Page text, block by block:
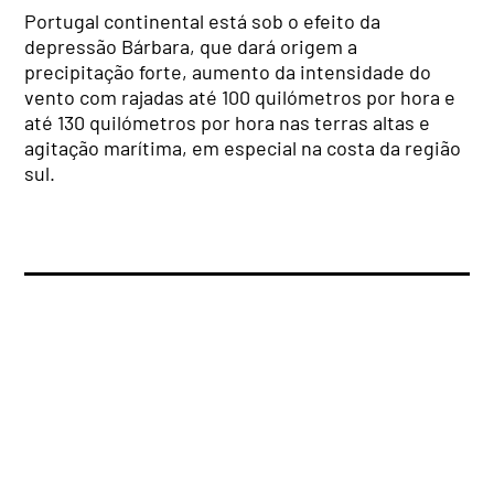
Portugal continental está sob o efeito da
depressão Bárbara, que dará origem a
precipitação forte, aumento da intensidade do
vento com rajadas até 100 quilómetros por hora e
até 130 quilómetros por hora nas terras altas e
agitação marítima, em especial na costa da região
sul.